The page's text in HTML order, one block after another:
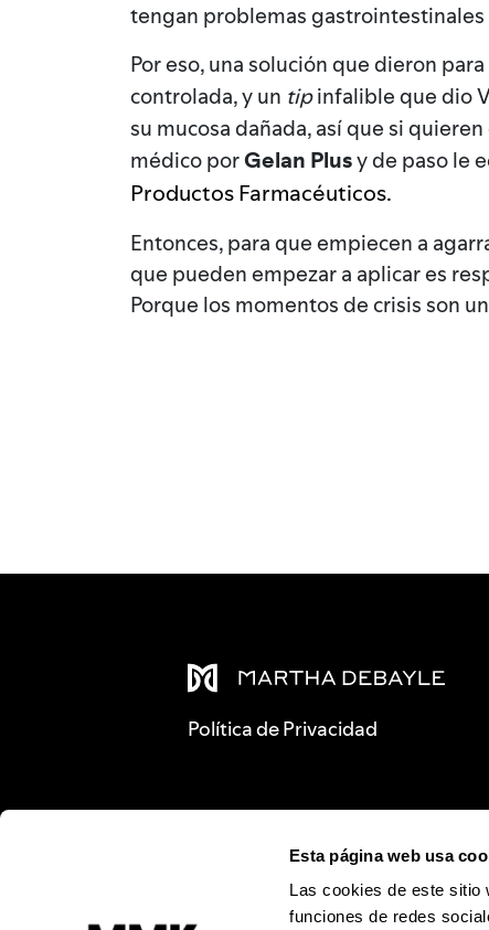
Esta página web usa
Las cookies de este sitio
funciones de redes
tengan problemas
Por eso, una solución que dieron
controlada, y un tipinfalible que dio
su mucosa dañada, así que si
médico porGelan Plusy de paso le
Productos Farmacéuticos.
Entonces, para que empiecen a
que pueden empezar a aplicar es
Porque los momentos de crisis son
Política de Privacidad